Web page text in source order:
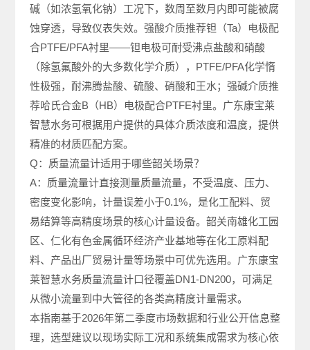
碱（如浓氢氧化钠）工况下，数周至数月内即可能被腐
蚀穿透，导致仪表失效。强酸介质推荐钽（Ta）电极配
合PTFE/PFA衬里——钽电极可耐受沸点盐酸和硝酸
（除氢氟酸外的大多数化学介质），PTFE/PFA化学惰
性极强，耐沸腾盐酸、硫酸、硝酸和王水；强碱介质推
荐哈氏合金B（HB）电极配合PTFE衬里。广东康宝莱
智慧水务可根据用户提供的具体介质浓度和温度，提供
精准的材质匹配方案。
Q：质量流量计适用于哪些韶关场景？
A：质量流量计直接测量质量流量，不受温度、压力、
密度变化影响，计量误差小于0.1%，是化工配料、贸
易结算等高精度场景的核心计量设备。韶关南雄化工园
区、仁化有色金属循环经济产业基地等在化工原料配
料、产品出厂贸易计量等场景中可优先选用。广东康宝
莱智慧水务质量流量计口径覆盖DN1-DN200，可满足
从微小流量到中大管径的各类高精度计量需求。
本指南基于2026年第二季度市场数据和行业公开信息整
理，选型建议以现场实际工况和系统集成需求为核心依